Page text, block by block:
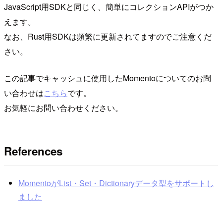
JavaScript用SDKと同じく、簡単にコレクションAPIがつか
えます。
なお、Rust用SDKは頻繁に更新されてますのでご注意くだ
さい。
この記事でキャッシュに使用したMomentoについてのお問
い合わせはこちらです。
お気軽にお問い合わせください。
References
MomentoがList・Set・Dictionaryデータ型をサポートし
ました